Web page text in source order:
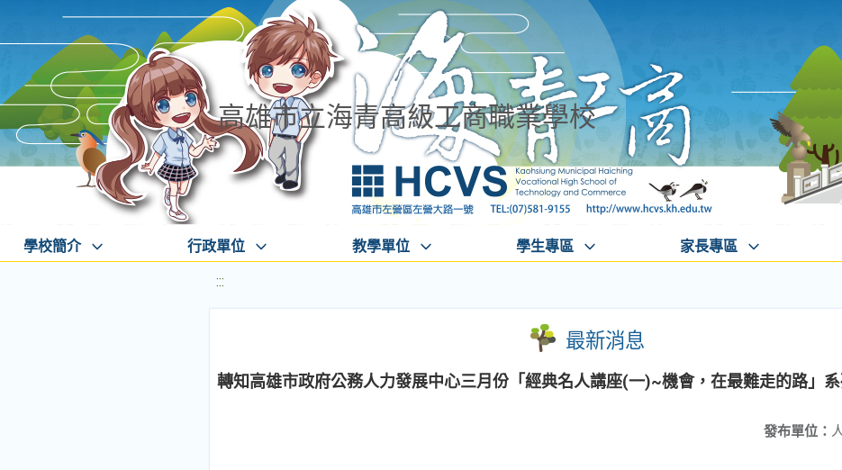
高雄市立海青高級工商職業學校
學校簡介 行政單位 教學單位 學生專區 家長專區
:::
最新消息
轉知高雄市政府公務人力發展中心三月份「經典名人講座(一)~機會，在最難走的路」
發布單位：